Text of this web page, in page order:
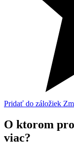
Pridať do záložiek
O ktorom
viac?